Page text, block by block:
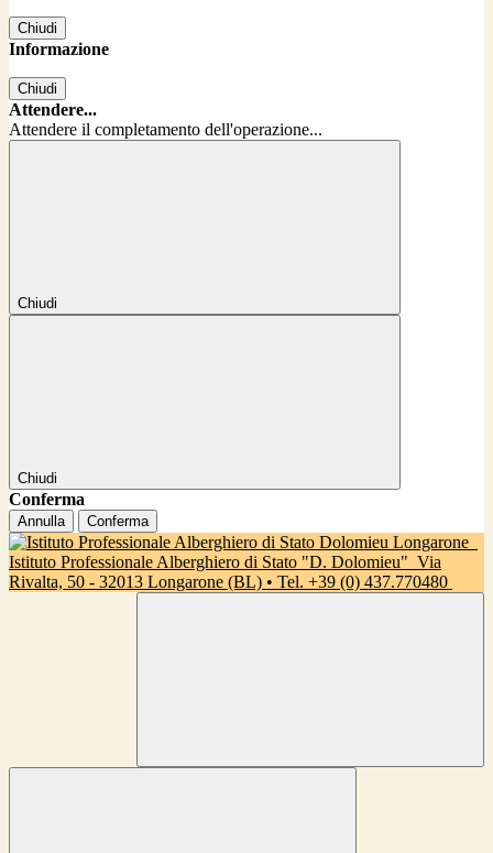
Chiudi
Informazione
Chiudi
Attendere...
Attendere il completamento dell'operazione...
Chiudi
Chiudi
Conferma
Annulla Conferma
Istituto Professionale Alberghiero di Stato "D. Dolomieu" Via
Rivalta, 50 - 32013 Longarone (BL) • Tel. +39 (0) 437.770480